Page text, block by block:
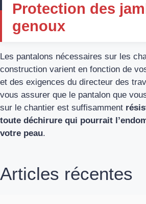
Protection des
genoux
Les pantalons nécessaires sur les
construction varient en fonction de
et des exigences du directeur des
vous assurer que le pantalon que
sur le chantier est suffisamment
toute déchirure qui pourrait
votre peau.
Articles récentes